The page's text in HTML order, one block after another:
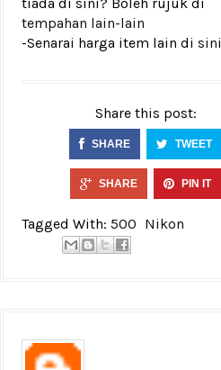
tempahan lain-lain
-Senarai harga item lain di sini
Share this post:
SHARE TWEET
SHARE PIN IT
Tagged With: 500 Nikon